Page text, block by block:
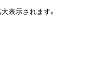
表示されます。